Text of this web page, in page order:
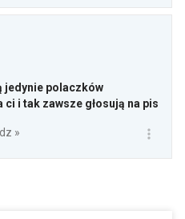
jedynie polaczków
i tak zawsze głosują na pis
»